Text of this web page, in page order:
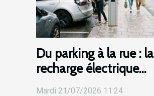
Du parking à la rue : la
recharge électrique
Mardi 21/07/2026 11:24